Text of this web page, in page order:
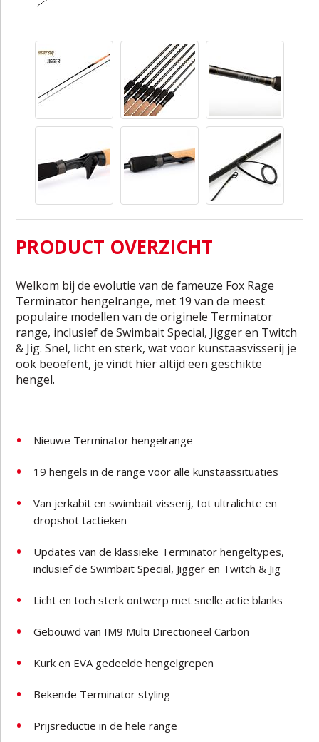
PRODUCT OVERZICHT
Welkom bij de evolutie van de fameuze Fox Rage
Terminator hengelrange, met 19 van de meest
populaire modellen van de originele Terminator
range, inclusief de Swimbait Special, Jigger en Twitch
& Jig. Snel, licht en sterk, wat voor kunstaasvisserij je
ook beoefent, je vindt hier altijd een geschikte
hengel.
Nieuwe Terminator hengelrange
19 hengels in de range voor alle kunstaassituaties
Van jerkabit en swimbait visserij, tot ultralichte en
dropshot tactieken
Updates van de klassieke Terminator hengeltypes,
inclusief de Swimbait Special, Jigger en Twitch & Jig
Licht en toch sterk ontwerp met snelle actie blanks
Gebouwd van IM9 Multi Directioneel Carbon
Kurk en EVA gedeelde hengelgrepen
Bekende Terminator styling
Prijsreductie in de hele range